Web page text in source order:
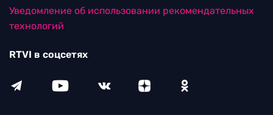
Уведомление об использовании рекомендательных
технологий
RTVI в соцсетях